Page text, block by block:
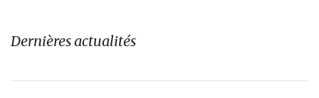
Dernières actualités